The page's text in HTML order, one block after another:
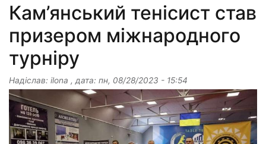
Кам’янський тенісист став
призером міжнародного
турніру
Надіслав: ilona , дата: пн, 08/28/2023 - 15:54